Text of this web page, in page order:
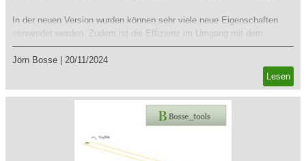
In der neuen Version wurden können sehr viele neue Eigenschaften
verwendet werden. Zudem ist die Effizienz im Umgang mit dem
Programm stark verbessert worden.
Jörn Bosse
20/11/2024
Lesen